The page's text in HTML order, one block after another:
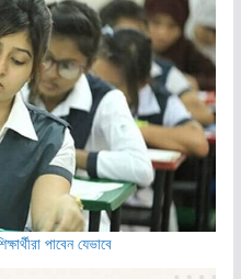
পাবেন যেভাবে